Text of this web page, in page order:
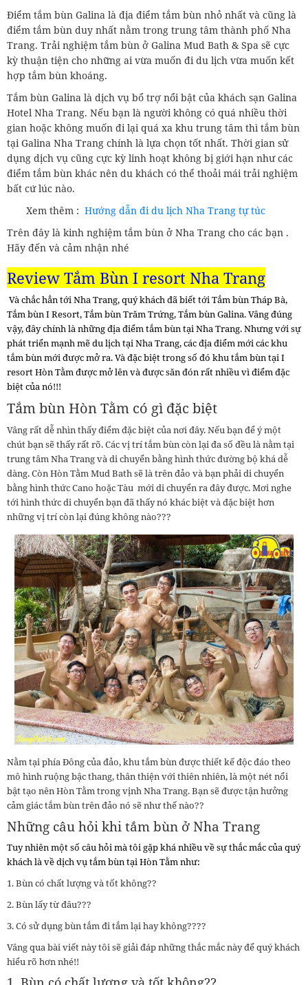
Điểm tắm bùn Galina là địa điểm tắm bùn nhỏ nhất và cũng là
điểm tắm bùn duy nhất nằm trong trung tâm thành phố Nha
Trang. Trải nghiệm tắm bùn ở Galina Mud Bath & Spa sẽ cực
kỳ thuận tiện cho những ai vừa muốn đi du lịch vừa muốn kết
hợp tắm bùn khoáng.
Tắm bùn Galina là dịch vụ bổ trợ nổi bật của khách sạn Galina
Hotel Nha Trang. Nếu bạn là người không có quá nhiều thời
gian hoặc không muốn đi lại quá xa khu trung tâm thì tắm bùn
tại Galina Nha Trang chính là lựa chọn tốt nhất. Thời gian sử
dụng dịch vụ cũng cực kỳ linh hoạt không bị giới hạn như các
điểm tắm bùn khác nên du khách có thể thoải mái trải nghiệm
bất cứ lúc nào.
Xem thêm : Hướng dẫn đi du lịch Nha Trang tự túc
Trên đây là kinh nghiệm tắm bùn ở Nha Trang cho các bạn .
Hãy đến và cảm nhận nhé
Review Tắm Bùn I resort Nha Trang
Và chắc hẳn tới Nha Trang, quý khách đã biết tới Tắm bùn Tháp Bà,
Tắm bùn I Resort, Tắm bùn Trăm Trứng, Tắm bùn Galina. Vâng đúng
vậy, đây chính là những địa điểm tắm bùn tại Nha Trang. Nhưng với sự
phát triển mạnh mẽ du lịch tại Nha Trang, các địa điểm mới các khu
tắm bùn mới được mở ra. Và đặc biệt trong số đó khu tắm bùn tại I
resort Hòn Tằm được mở lên và được săn đón rất nhiều vì điểm đặc
biệt của nó!!!
Tắm bùn Hòn Tằm có gì đặc biệt
Vâng rất dễ nhìn thấy điểm đặc biệt của nơi đây. Nếu bạn để ý một
chút bạn sẽ thấy rất rõ. Các vị trí tắm bùn còn lại đa số đều là nằm tại
trung tâm Nha Trang và di chuyển bằng hình thức đường bộ khá dễ
dàng. Còn Hòn Tằm Mud Bath sẽ là trên đảo và bạn phải di chuyển
bằng hình thức Cano hoặc Tàu mới di chuyển ra đây được. Mơi nghe
tới hình thức di chuyển bạn đã thấy nó khác biệt và đặc biệt hơn
những vị trí còn lại đúng không nào???
Nằm tại phía Đông của đảo, khu tắm bùn được thiết kế độc đáo theo
mô hình ruộng bậc thang, thân thiện với thiên nhiên, là một nét nổi
bật tạo nên Hòn Tằm trong vịnh Nha Trang. Bạn sẽ được tận hưởng
cảm giác tắm bùn trên đảo nó sẽ như thế nào??
Những câu hỏi khi tắm bùn ở Nha Trang
Tuy nhiên một số câu hỏi mà tôi gặp khá nhiều về sự thắc mắc của quý
khách là về dịch vụ tắm bùn tại Hòn Tằm như:
1. Bùn có chất lượng và tốt không??
2. Bùn lấy từ đâu???
3. Có sử dụng bùn tắm đi tắm lại hay không????
Vâng qua bài viết này tôi sẽ giải đáp những thắc mắc này để quý khách
hiểu rõ hơn nhé!!